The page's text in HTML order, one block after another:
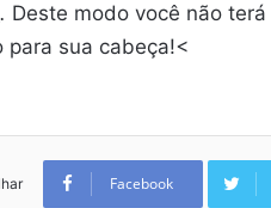
. Deste modo você não
para sua cabeça!<
Facebook